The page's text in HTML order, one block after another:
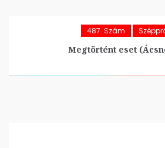
487. Szám
Megtörtént eset